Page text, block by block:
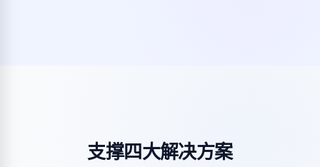
支撑四大解决方案